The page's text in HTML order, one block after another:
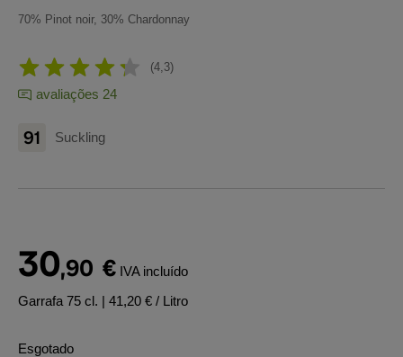
70% Pinot noir, 30% Chardonnay
4,3
avaliações 24
91 Suckling
30,90 € IVA incluído
Garrafa 75 cl. | 41,20 € / Litro
Esgotado